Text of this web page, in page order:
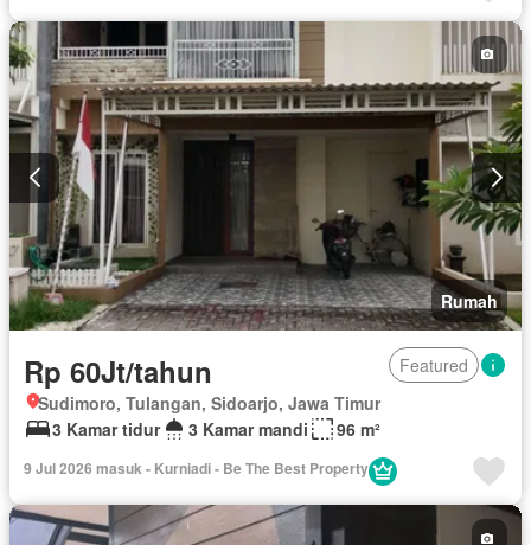
Rumah
Rp 60Jt/tahun
Featured
Sudimoro, Tulangan, Sidoarjo, Jawa Timur
3 Kamar tidur
3 Kamar mandi 96 m²
9 Jul 2026 masuk - Kurniadi - Be The Best Property